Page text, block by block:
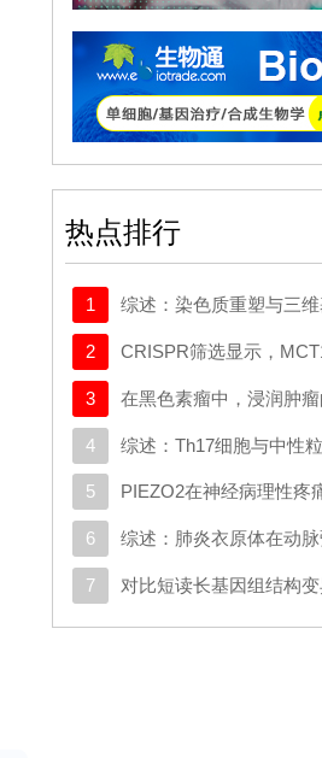
热点排行
1 综述：染色质重塑与三维基因组结构在癌症中的作用：从机
2 CRISPR筛选显示，MCT1介导的代谢逃逸机制可规避SMAD3的抑制作用，
3 在黑色素瘤中，浸润肿瘤的B细胞会向富含干扰素的发育路径演变，这与
4 综述：Th17细胞与中性粒细胞：利用二者间的相互作用
5 PIEZO2在神经病理性疼痛中的双重作用：推动外周敏感化并实现机
6 综述：肺炎衣原体在动脉粥样硬化中调控多阶段的信号传导网络：从内
7 对比短读长基因组结构变异检测方法，凸显了工具组合使用的优势以及